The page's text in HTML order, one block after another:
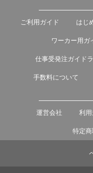
ご利用ガイド はじ
ワーカー用ガ
仕事受発注ガイド
手数料について
運営会社 利
特定